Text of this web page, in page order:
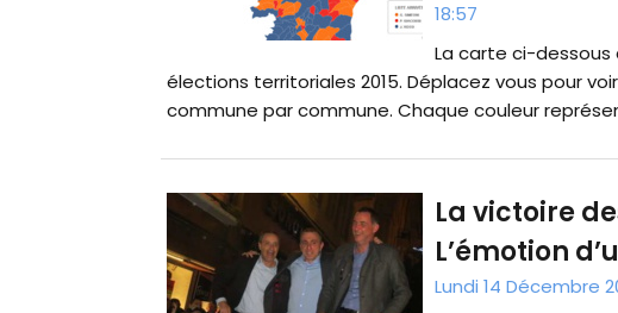
18:57
La carte ci-
élections territoriales 2015. Déplacez vous pour
commune par commune. Chaque couleur
La victoire
L’émotion
Lundi 14 Décembre